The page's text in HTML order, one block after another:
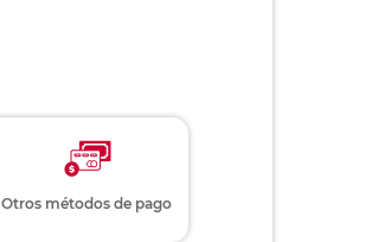
Otros métodos de pago